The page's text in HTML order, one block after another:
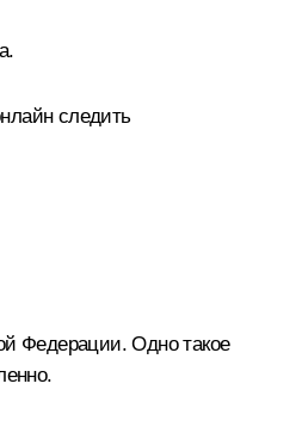
следить
Федерации. Одно такое